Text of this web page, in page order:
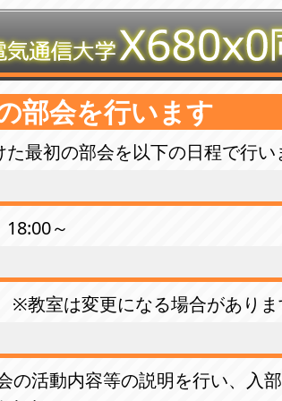
部会を行います
最初の部会を以下の日程で行い
～
教室は変更になる場合がありま
の活動内容等の説明を行い、入